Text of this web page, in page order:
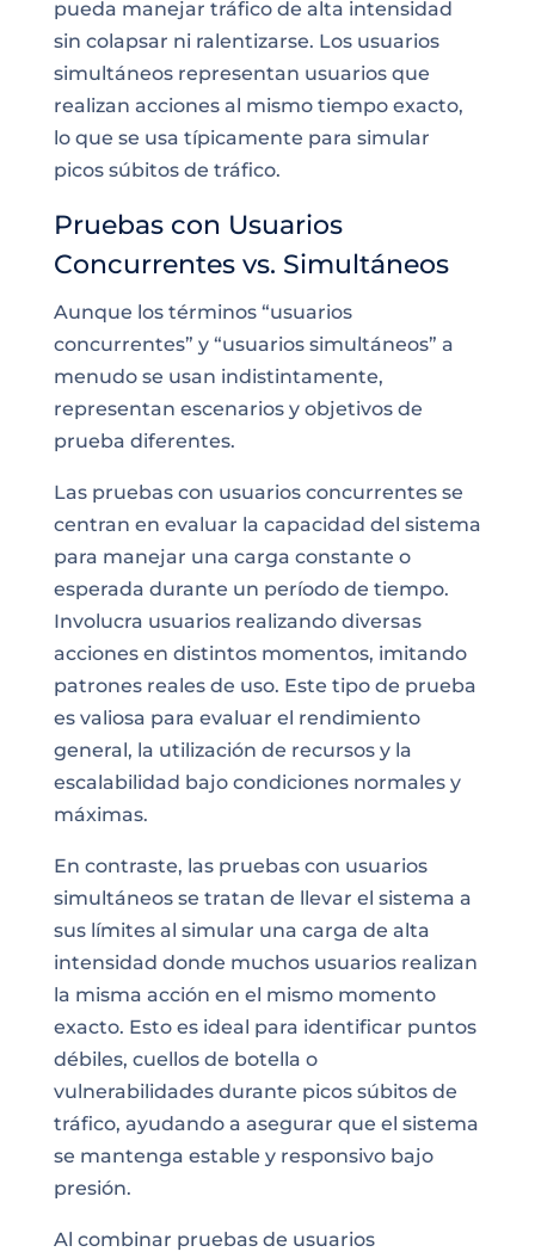
pueda manejar tráfico de alta intensidad
sin colapsar ni ralentizarse. Los usuarios
simultáneos representan usuarios que
realizan acciones al mismo tiempo exacto,
lo que se usa típicamente para simular
picos súbitos de tráfico.
Pruebas con Usuarios
Concurrentes vs. Simultáneos
Aunque los términos “usuarios
concurrentes” y “usuarios simultáneos” a
menudo se usan indistintamente,
representan escenarios y objetivos de
prueba diferentes.
Las pruebas con usuarios concurrentes se
centran en evaluar la capacidad del sistema
para manejar una carga constante o
esperada durante un período de tiempo.
Involucra usuarios realizando diversas
acciones en distintos momentos, imitando
patrones reales de uso. Este tipo de prueba
es valiosa para evaluar el rendimiento
general, la utilización de recursos y la
escalabilidad bajo condiciones normales y
máximas.
En contraste, las pruebas con usuarios
simultáneos se tratan de llevar el sistema a
sus límites al simular una carga de alta
intensidad donde muchos usuarios realizan
la misma acción en el mismo momento
exacto. Esto es ideal para identificar puntos
débiles, cuellos de botella o
vulnerabilidades durante picos súbitos de
tráfico, ayudando a asegurar que el sistema
se mantenga estable y responsivo bajo
presión.
Al combinar pruebas de usuarios